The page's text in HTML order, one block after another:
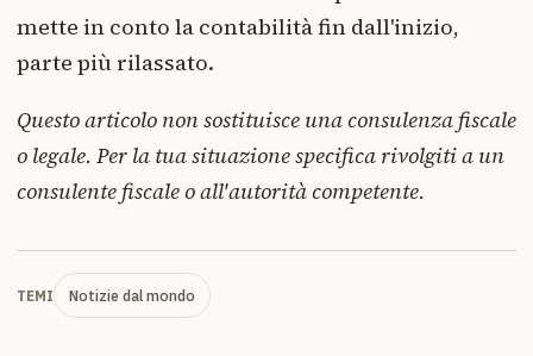
mette in conto la contabilità fin dall'inizio,
parte più rilassato.
Questo articolo non sostituisce una consulenza fiscale
o legale. Per la tua situazione specifica rivolgiti a un
consulente fiscale o all'autorità competente.
TEMI Notizie dal mondo